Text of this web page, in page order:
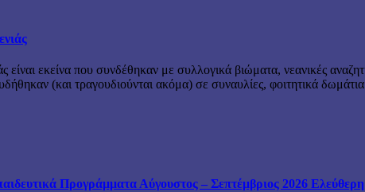
είναι εκείνα που συνδέθηκαν με συλλογικά βιώματα, νεανικές
(και τραγουδιούνται ακόμα) σε συναυλίες, φοιτητικά
Προγράμματα Αύγουστος – Σεπτέμβριος 2026 Ελεύθερη